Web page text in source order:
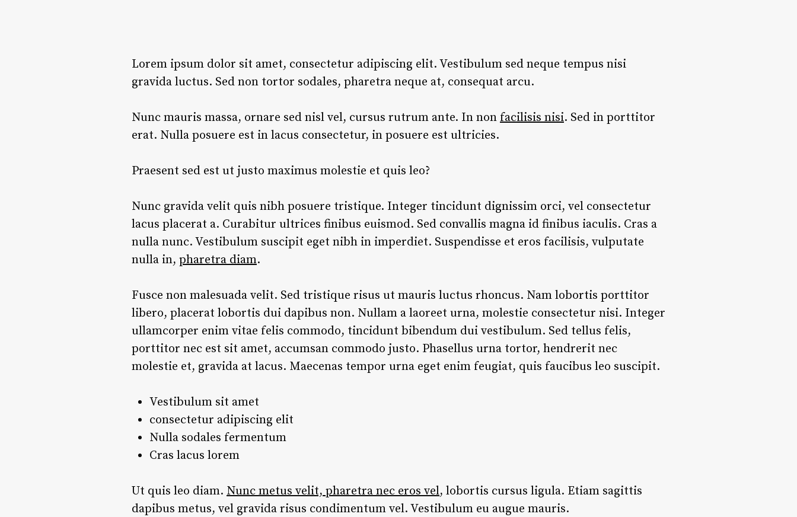
Lorem ipsum dolor sit amet, consectetur adipiscing elit. Vestibulum sed neque tempus nisi
gravida luctus. Sed non tortor sodales, pharetra neque at, consequat arcu.
Nunc mauris massa, ornare sed nisl vel, cursus rutrum ante. In non facilisis nisi. Sed in porttitor
erat. Nulla posuere est in lacus consectetur, in posuere est ultricies.
Praesent sed est ut justo maximus molestie et quis leo?
Nunc gravida velit quis nibh posuere tristique. Integer tincidunt dignissim orci, vel consectetur
lacus placerat a. Curabitur ultrices finibus euismod. Sed convallis magna id finibus iaculis. Cras a
nulla nunc. Vestibulum suscipit eget nibh in imperdiet. Suspendisse et eros facilisis, vulputate
nulla in, pharetra diam.
Fusce non malesuada velit. Sed tristique risus ut mauris luctus rhoncus. Nam lobortis porttitor
libero, placerat lobortis dui dapibus non. Nullam a laoreet urna, molestie consectetur nisi. Integer
ullamcorper enim vitae felis commodo, tincidunt bibendum dui vestibulum. Sed tellus felis,
porttitor nec est sit amet, accumsan commodo justo. Phasellus urna tortor, hendrerit nec
molestie et, gravida at lacus. Maecenas tempor urna eget enim feugiat, quis faucibus leo suscipit.
Vestibulum sit amet
consectetur adipiscing elit
Nulla sodales fermentum
Cras lacus lorem
Ut quis leo diam. Nunc metus velit, pharetra nec eros vel, lobortis cursus ligula. Etiam sagittis
dapibus metus, vel gravida risus condimentum vel. Vestibulum eu augue mauris.